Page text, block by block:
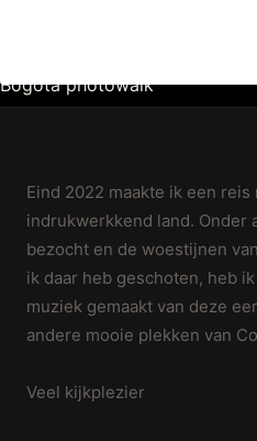
Bogota photowalk
Eind 2022 maakte ik een reis
indrukwerkkend land. Onder
bezocht en de woestijnen
ik daar heb geschoten, heb
muziek gemaakt van deze
andere mooie plekken van
Veel kijkplezier